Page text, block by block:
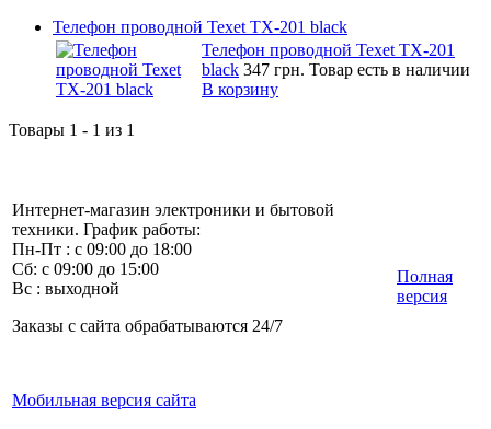
Телефон проводной Texet TX-201 black
Телефон проводной Texet TX-201
black 347 грн. Товар есть в наличии
В корзину
Товары 1 - 1 из 1
Интернет-магазин электроники и бытовой
техники. График работы:
Пн-Пт : с 09:00 до 18:00
Сб: с 09:00 до 15:00
Вс : выходной
Заказы с сайта обрабатываются 24/7
Мобильная версия сайта
Полная
версия